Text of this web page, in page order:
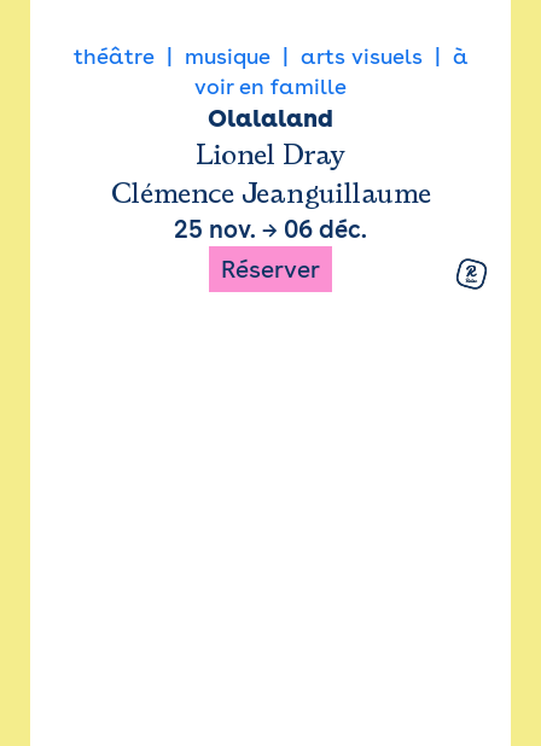
théâtre musique arts visuels
à
voir en famille
Olalaland
Lionel Dray
Clémence Jeanguillaume
25 nov. → 06 déc.
Réserver